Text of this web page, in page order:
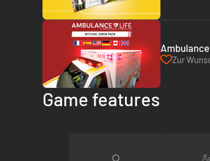
Zur
Game features